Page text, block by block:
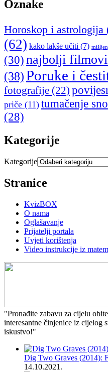
Oznake
Horoskop i astrologija
(62) kako lakše učiti (7)
(30) najbolji
(38)Poruke i
fotografije (22)
priče (11) tumačenje
(28)
Kategorije
Kategorije
Stranice
KvizBOX
O nama
Oglašavanje
Prijatelji portala
Uvjeti korištenja
Video instrukcije iz
"Pronađite zabavu za cijelu
interesantne činjenice iz cijelog
iskustvo!"
Dig Two Graves (2014):
14.10.2021.